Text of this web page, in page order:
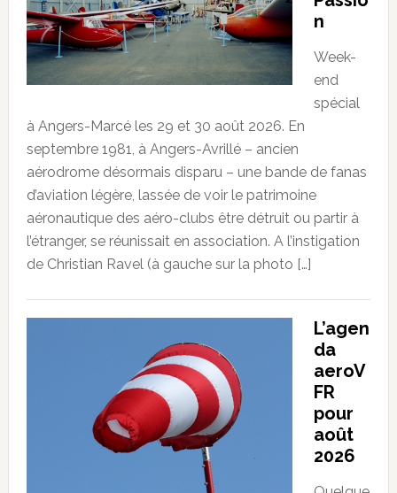
n
Week-
end
spécial
à Angers-Marcé les 29 et 30 août 2026. En
septembre 1981, à Angers-Avrillé – ancien
aérodrome désormais disparu – une bande de fanas
d’aviation légère, lassée de voir le patrimoine
aéronautique des aéro-clubs être détruit ou partir à
l’étranger, se réunissait en association. A l’instigation
de Christian Ravel (à gauche sur la photo […]
L’agen
da
aeroV
FR
pour
août
2026